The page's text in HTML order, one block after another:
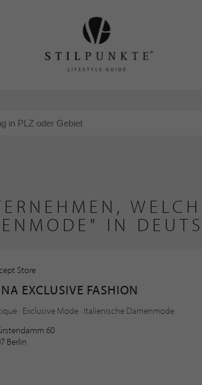
IN
Store
EXCLUSIVE FASHION
· Exclusive Mode · Italienische Damenmode
60
Berlin